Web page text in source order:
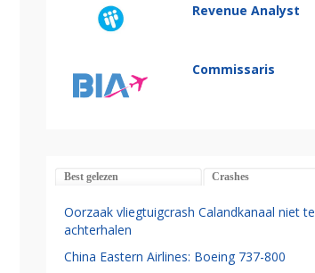
Revenue Analyst
Commissaris
Best gelezen Crashes
Oorzaak vliegtuigcrash Calandkanaal niet te
achterhalen
China Eastern Airlines: Boeing 737-800